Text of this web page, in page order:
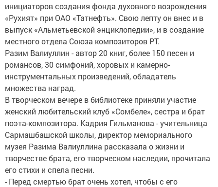
инициаторов создания фонда духовного возрождения
«Рухият» при ОАО «Татнефть». Свою лепту он внес и в
выпуск «Альметьевской энциклопедии», и в создание
местного отдела Союза композиторов РТ.
Разим Валиуллин - автор 20 книг, более 150 песен и
романсов, 30 симфоний, хоровых и камерно-
инструментальных произведений, обладатель
множества наград.
В творческом вечере в библиотеке приняли участие
женский любительский клуб «Сомбеле», сестра и брат
поэта-композитора. Кадрия Гильманова - учительница
Сармашбашской школы, директор мемориального
музея Разима Валиуллина рассказала о жизни и
творчестве брата, его творческом наследии, прочитала
его стихи и спела песни.
- Перед смертью брат очень хотел, чтобы с его